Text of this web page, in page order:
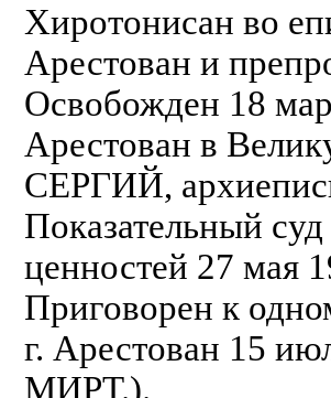
Хиротонисан во
Арестован и
Освобожден 18
Арестован в
СЕРГИЙ,
Показательный
ценностей 27 мая
Приговорен к
г. Арестован 15
МИРТ.).